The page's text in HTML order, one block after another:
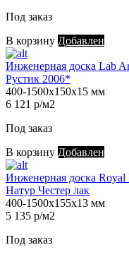
Под заказ
В корзину Добавлен
Инженерная доска Lab
Рустик 2006*
400-1500х150х15 мм
6 121 р/м2
Под заказ
В корзину Добавлен
Инженерная доска
Натур Честер лак
400-1500х155х13 мм
5 135 р/м2
Под заказ